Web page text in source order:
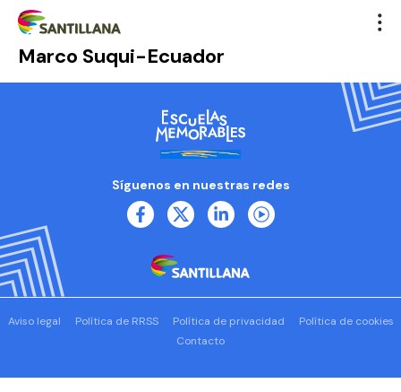
Marco Suqui-Ecuador
Síguenos en nuestras redes
Aviso legal Política de RRSS Política de privacidad
Política de cookies
Contacto